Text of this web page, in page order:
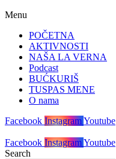
Menu
POČETNA
AKTIVNOSTI
NAŠA LA VERNA
Podcast
BUĆKURIŠ
TUSPAS MENE
O nama
Facebook InstagramYoutube
Facebook InstagramYoutube
Search